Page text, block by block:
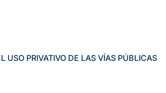
USO PRIVATIVO DE LAS VÍAS PÚBLICAS